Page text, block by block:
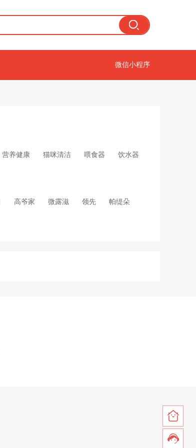
微信小程序
营养健康 猫咪清洁 喂食器 饮水器
高爷家 微露滋 领先 帕缇朵